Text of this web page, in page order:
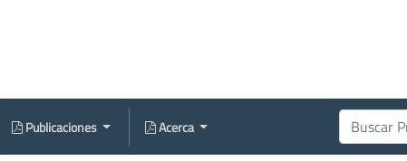
Publicaciones Acerca